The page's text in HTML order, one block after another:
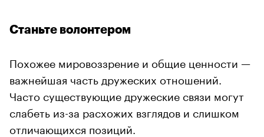
Станьте волонтером
Похожее мировоззрение и общие ценности —
важнейшая часть дружеских отношений.
Часто существующие дружеские связи могут
слабеть из-за расхожих взглядов и слишком
отличающихся позиций.